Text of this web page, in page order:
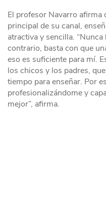
El profesor Navarro afirma
principal de su canal,
atractiva y sencilla.
contrario, basta con que
eso es suficiente para mí.
los chicos y los padres,
tiempo para enseñar. Por
profesionalizándome y
mejor”, afirma.